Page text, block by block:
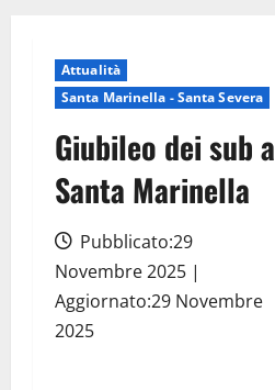
Attualità
Santa Marinella - Santa Severa
Giubileo dei sub a
Santa Marinella
Pubblicato:29
Novembre 2025 |
Aggiornato:29 Novembre
2025